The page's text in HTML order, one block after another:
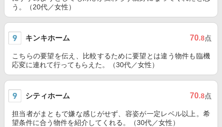
う。（20代／女性）
キンキホーム 70.8点
こちらの要望を伝え、比較するために要望とは違う物件も臨機
応変に連れて行ってもらえた。（30代／女性）
シティホーム 70.8点
担当者がまともで嫌な感じがせず、容姿が一定レベル以上。希
望条件に合う物件を紹介してくれる。（30代／女性）